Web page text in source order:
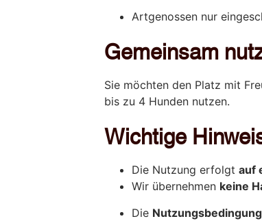
Artgenossen nur
Gemeinsam
Sie möchten den Platz mit
bis zu 4 Hunden nutzen.
Wichtige
Die Nutzung erfolgtauf
Wir übernehmen keine
Die